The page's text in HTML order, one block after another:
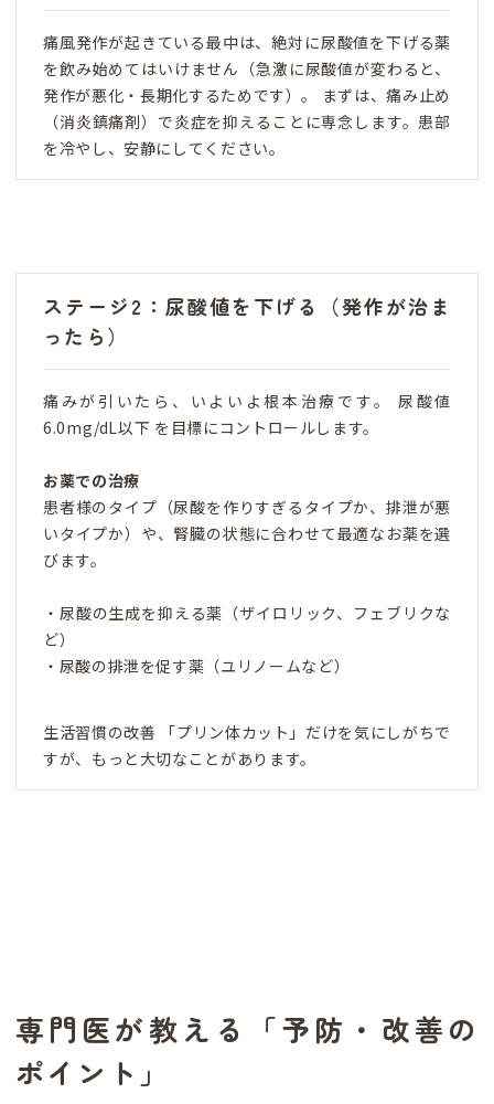
痛風発作が起きている最中は、絶対に尿酸値を下げる薬
を飲み始めてはいけません（急激に尿酸値が変わると、
発作が悪化・長期化するためです）。 まずは、痛み止め
（消炎鎮痛剤）で炎症を抑えることに専念します。患部
を冷やし、安静にしてください。
ステージ2：尿酸値を下げる（発作が治ま
ったら）
痛みが引いたら、いよいよ根本治療です。 尿酸値
6.0mg/dL以下 を目標にコントロールします。
お薬での治療
患者様のタイプ（尿酸を作りすぎるタイプか、排泄が悪
いタイプか）や、腎臓の状態に合わせて最適なお薬を選
びます。
・尿酸の生成を抑える薬（ザイロリック、フェブリクな
ど）
・尿酸の排泄を促す薬（ユリノームなど）
生活習慣の改善 「プリン体カット」だけを気にしがちで
すが、もっと大切なことがあります。
専門医が教える「予防・改善の
ポイント」